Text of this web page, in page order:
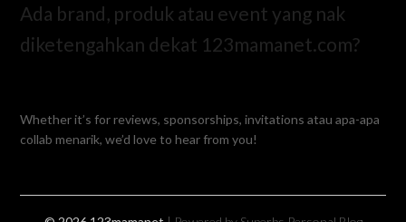
Ada brand, produk atau event yang nak
diketengahkan dekat 123mamanet.com?
Whether it’s for reviews, sponsorships, invitations atau apa-apa
collab menarik, we’d love to hear from you!